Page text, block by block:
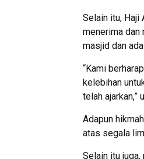
Selain itu, Haji
menerima dan
masjid dan
“Kami
kelebihan
telah ajarkan,”
Adapun
atas segala
Selain itu